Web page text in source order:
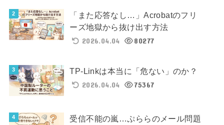
「また応答なし…」Acrobatのフリ
ーズ地獄から抜け出す方法
2026.04.04
80277
TP-Linkは本当に「危ない」のか？
2026.04.04
75367
受信不能の嵐…ぷららのメール問題